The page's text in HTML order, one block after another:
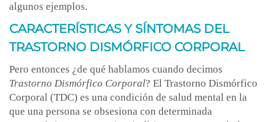
algunos ejemplos.
CARACTERÍSTICAS Y SÍNTOMAS DEL
TRASTORNO DISMÓRFICO CORPORAL
Pero entonces ¿de qué hablamos cuando decimos
Trastorno Dismórfico Corporal? El Trastorno Dismórfico
Corporal (TDC) es una condición de salud mental en la
que una persona se obsesiona con determinada